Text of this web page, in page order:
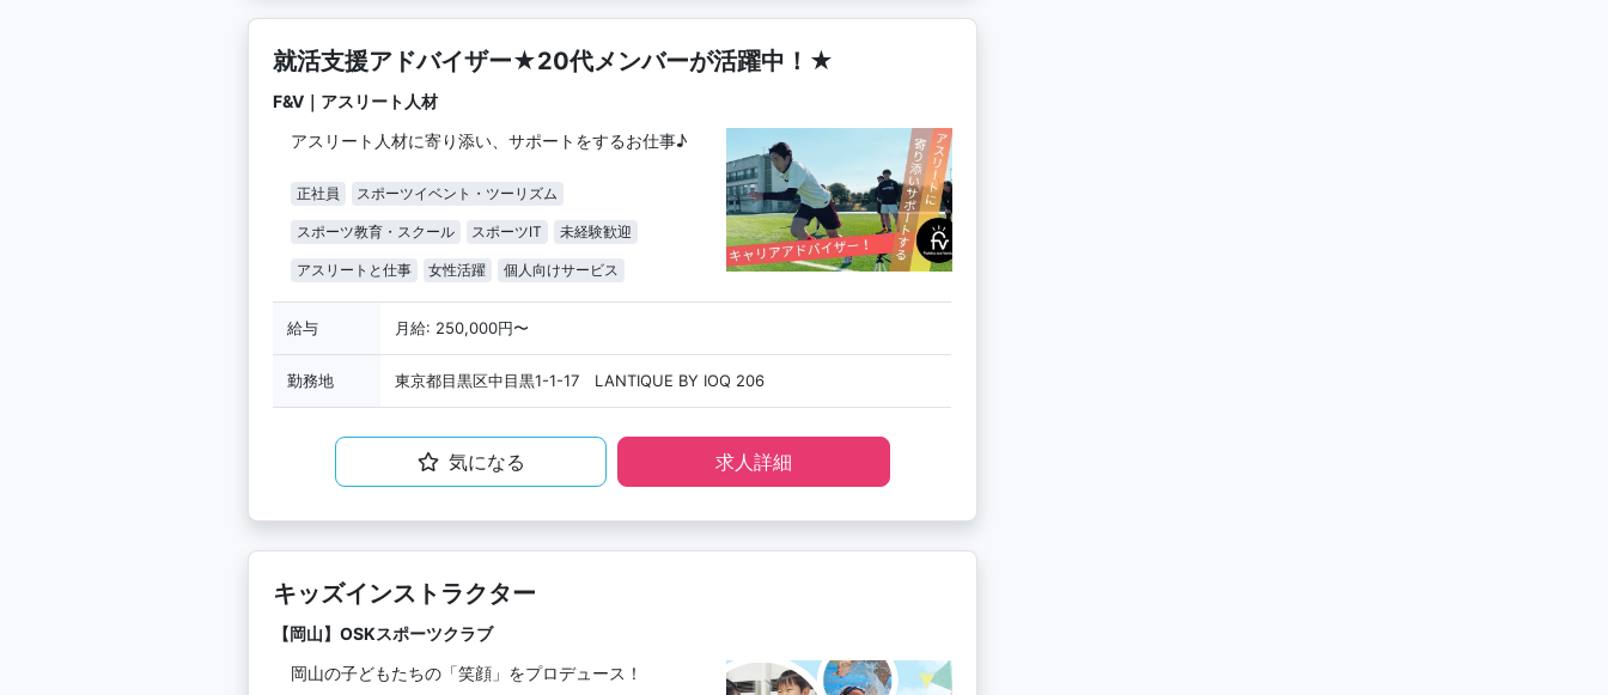
就活支援アドバイザー★20代メンバーが活躍中！★
F&V｜アスリート人材
アスリート人材に寄り添い、サポートをするお仕事♪
正社員 スポーツイベント・ツーリズム
スポーツ教育・スクール スポーツIT 未経験歓迎
アスリートと仕事 女性活躍 個人向けサービス
給与 月給: 250,000円〜
勤務地 東京都目黒区中目黒1-1-17 LANTIQUE BY IOQ 206
気になる 求人詳細
キッズインストラクター
【岡山】OSKスポーツクラブ
岡山の子どもたちの「笑顔」をプロデュース！